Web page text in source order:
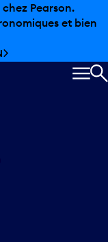
Pearson.
et bien